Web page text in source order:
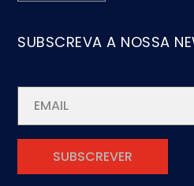
SUBSCREVA A NOSSA